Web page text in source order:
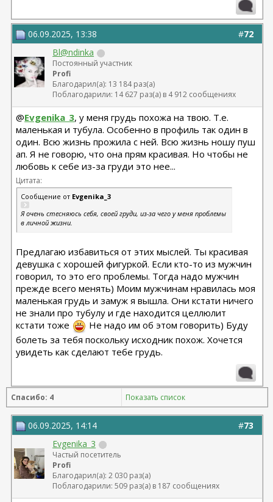
#72
06.09.2025, 13:38
Bl@ndinka
Постоянный участник
Profi
Благодарил(а): 13 184 раз(а)
Поблагодарили: 14 627 раз(а) в 4 912 сообщениях
@Evgenika_3, у меня грудь похожа на твою. Т.е.
маленькая и тубула. Особенно в профиль так один в
один. Всю жизнь прожила с ней. Всю жизнь ношу пуш
ап. Я не говорю, что она прям красивая. Но чтобы не
любовь к себе из-за груди это нее...
Цитата:
Сообщение от Evgenika_3
Я очень стесняюсь себя, своей груди, из-за чего у меня проблемы
в личной жизни.
Предлагаю избавиться от этих мыслей. Ты красивая
девушка с хорошей фигуркой. Если кто-то из мужчин
говорил, то это его проблемы. Тогда надо мужчин
прежде всего менять) Моим мужчинам нравилась моя
маленькая грудь и замуж я вышла. Они кстати ничего
не знали про тубулу и где находится целлюлит
кстати тоже
Не надо им об этом говорить) Буду
болеть за тебя поскольку исходник похож. Хочется
увидеть как сделают тебе грудь.
Спасибо: 4 Показать список
#73
06.09.2025, 14:14
Evgenika_3
Частый посетитель
Profi
Благодарил(а): 2 030 раз(а)
Поблагодарили: 509 раз(а) в 187 сообщениях